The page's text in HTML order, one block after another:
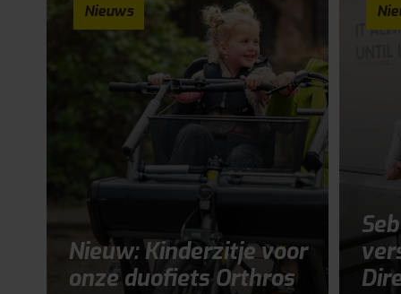
Nieuws
Nieuw: Kinderzitje voor
onze duofiets Orthros